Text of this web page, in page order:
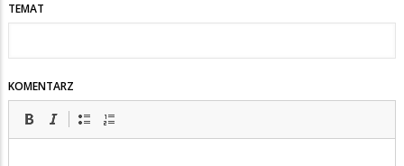
TEMAT
KOMENTARZ